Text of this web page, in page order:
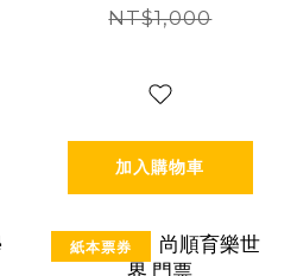
NT$1,000
加入購物車
紙本票券